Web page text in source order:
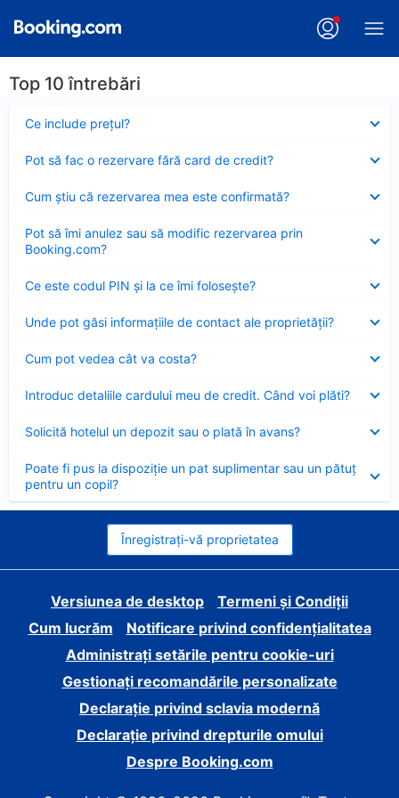
Top 10 întrebări
Ce include preţul?
închis
Pot să fac o rezervare fără card de credit?
închis
Cum ştiu că rezervarea mea este confirmată?
închis
Pot să îmi anulez sau să modific rezervarea prin
Booking.com?
închis
Ce este codul PIN şi la ce îmi foloseşte?
închis
Unde pot găsi informațiile de contact ale proprietății?
închis
Cum pot vedea cât va costa?
închis
Introduc detaliile cardului meu de credit. Când voi plăti?
închis
Solicită hotelul un depozit sau o plată în avans?
închis
Poate fi pus la dispoziție un pat suplimentar sau un pătuț
pentru un copil?
închis
Înregistrați-vă proprietatea
Versiunea de desktop
Termeni și Condiții
Cum lucrăm
Notificare privind confidențialitatea
Administrați setările pentru cookie-uri
Gestionați recomandările personalizate
Declarație privind sclavia modernă
Declarație privind drepturile omului
Despre Booking.com